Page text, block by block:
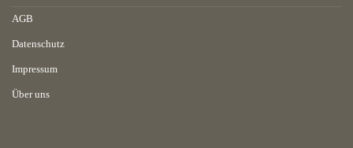
AGB
Datenschutz
Impressum
Über uns